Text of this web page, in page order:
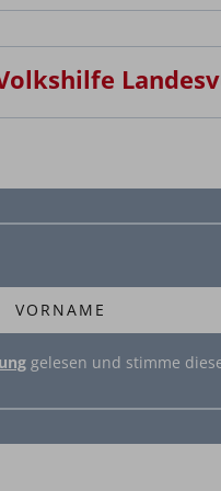
und Schulveranstaltungen
gelesen und stimme